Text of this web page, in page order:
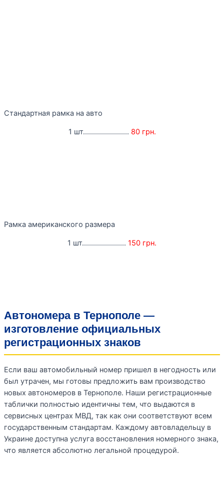
Стандартная рамка на авто
1 шт....................... 80 грн.
Рамка американского размера
1 шт...................... 150 грн.
Автономера в Тернополе —
изготовление официальных
регистрационных знаков
Если ваш автомобильный номер пришел в негодность или
был утрачен, мы готовы предложить вам производство
новых автономеров в Тернополе. Наши регистрационные
таблички полностью идентичны тем, что выдаются в
сервисных центрах МВД, так как они соответствуют всем
государственным стандартам. Каждому автовладельцу в
Украине доступна услуга восстановления номерного знака,
что является абсолютно легальной процедурой.